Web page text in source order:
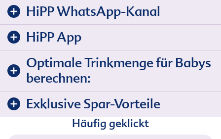
HiPP WhatsApp-Kanal
HiPP App
Optimale Trinkmenge für Babys
berechnen:
Exklusive Spar-Vorteile
Häufig geklickt